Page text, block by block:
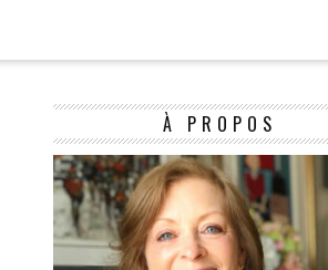
À PROPOS